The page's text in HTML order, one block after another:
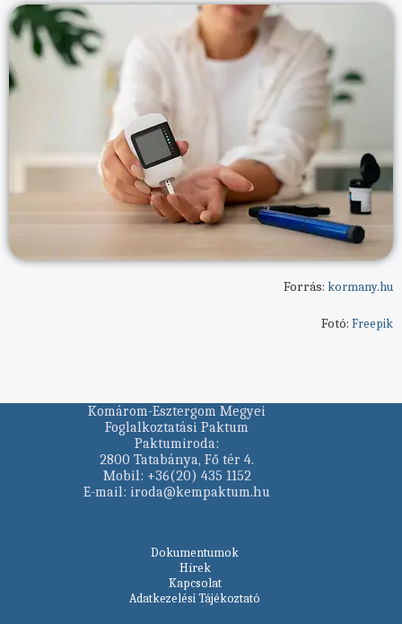
Forrás: kormany.hu
Fotó: Freepik
Komárom-Esztergom Megyei
Foglalkoztatási Paktum
Paktumiroda:
2800 Tatabánya, Fő tér 4.
Mobil: +36(20) 435 1152
E-mail: iroda@kempaktum.hu
Dokumentumok
Hírek
Kapcsolat
Adatkezelési Tájékoztató